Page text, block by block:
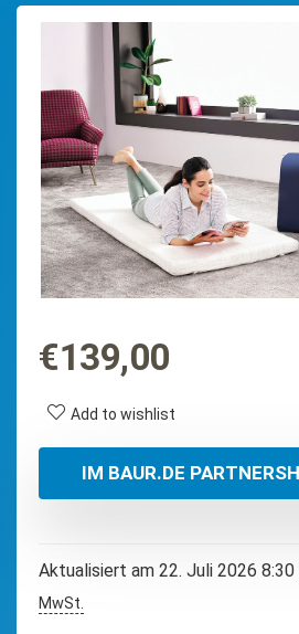
€139,00
Add to wishlist
IM BAUR.DE
Aktualisiert am 22. Juli 2026 8:30
MwSt.